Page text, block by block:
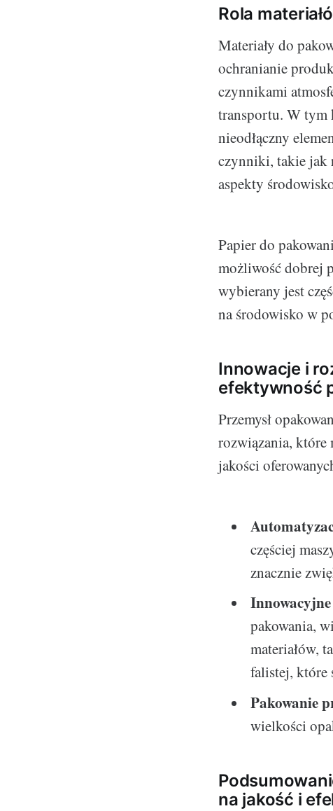
Rola
Materiały do
ochranianie
czynnikami
transportu. W tym
nieodłączny
czynniki, takie jak
aspekty
Papier do
możliwość dobrej
wybierany jest
na środowisko w
Innowacje i
efektywność
Przemysł
rozwiązania, które
jakości
częściej
znacznie
pakowania,
materiałów,
falistej, które
Pakowanie
wielkości
na jakość i